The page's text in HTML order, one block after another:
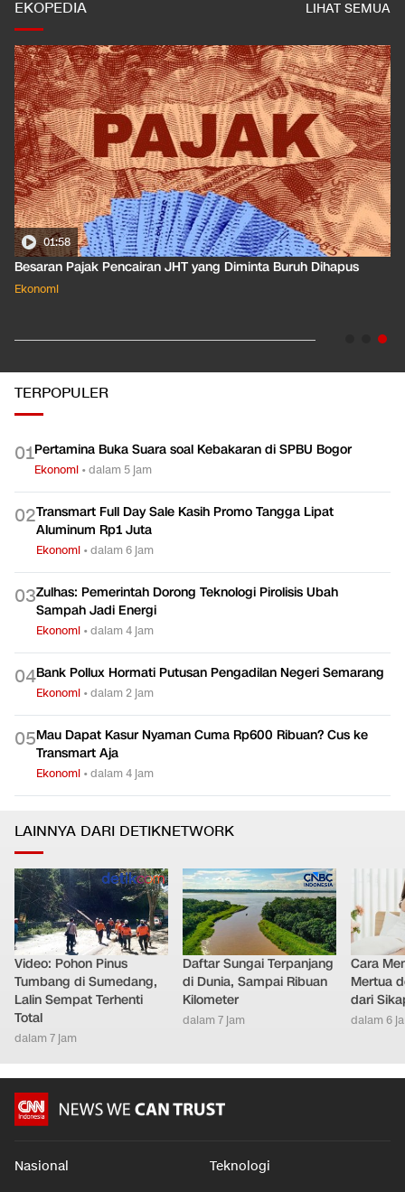
EKOPEDIA LIHAT SEMUA
01:50
Apa Arti Peringkat Kredit Indonesia yang Dirilis S&P Global
Dkk?
TERPOPULER
01Pertamina Buka Suara soal Kebakaran di SPBU Bogor
Ekonomi •dalam 5 jam
02Transmart Full Day Sale Kasih Promo Tangga Lipat
Aluminum Rp1 Juta
Ekonomi •dalam 6 jam
03Zulhas: Pemerintah Dorong Teknologi Pirolisis Ubah
Sampah Jadi Energi
Ekonomi •dalam 4 jam
04Bank Pollux Hormati Putusan Pengadilan Negeri Semarang
Ekonomi •dalam 2 jam
05Mau Dapat Kasur Nyaman Cuma Rp600 Ribuan? Cus ke
Transmart Aja
Ekonomi •dalam 4 jam
LAINNYA DARI DETIKNETWORK
Video: Pohon Pinus
Tumbang di Sumedang,
Lalin Sempat Terhenti
Total
dalam 7 jam
Daftar Sungai Terpanjang
di Dunia, Sampai Ribuan
Kilometer
dalam 7 jam
Cara
Mertua
dari
dalam 6
Nasional Teknologi